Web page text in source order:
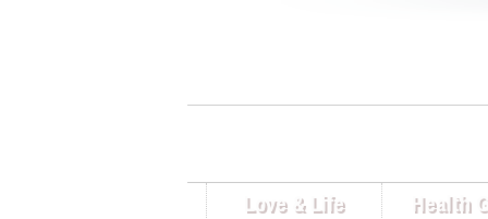
Love & Life Health